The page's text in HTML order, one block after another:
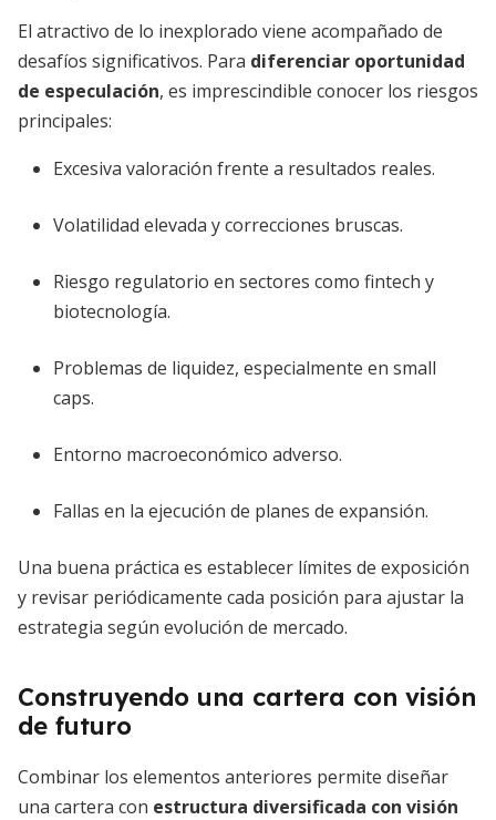
El atractivo de lo inexplorado viene acompañado de
desafíos significativos. Para diferenciar oportunidad
de especulación, es imprescindible conocer los riesgos
principales:
Excesiva valoración frente a resultados reales.
Volatilidad elevada y correcciones bruscas.
Riesgo regulatorio en sectores como fintech y
biotecnología.
Problemas de liquidez, especialmente en small
caps.
Entorno macroeconómico adverso.
Fallas en la ejecución de planes de expansión.
Una buena práctica es establecer límites de exposición
y revisar periódicamente cada posición para ajustar la
estrategia según evolución de mercado.
Construyendo una cartera con visión
de futuro
Combinar los elementos anteriores permite diseñar
una cartera con estructura diversificada con visión